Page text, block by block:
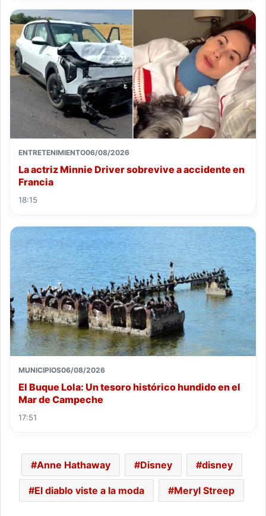
ENTRETENIMIENTO06/08/2026
La actriz Minnie Driver sobrevive a accidente en
Francia
18:15
MUNICIPIOS06/08/2026
El Buque Lola: Un tesoro histórico hundido en el
Mar de Campeche
17:51
Anne Hathaway Disney disney
El diablo viste a la moda Meryl Streep